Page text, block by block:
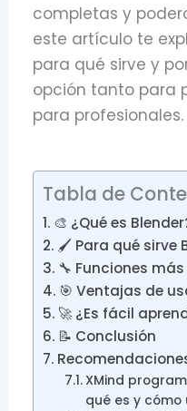
completas y
este artículo te
para qué sirve y
opción tanto para
para profesionales.
Tabla de
🎨 ¿Qué es
🖌️ Para qué sirve
🔧 Funciones
🎯 Ventajas de
🚀 ¿Es fácil
📝 Conclusión
XMind
qué es y cómo